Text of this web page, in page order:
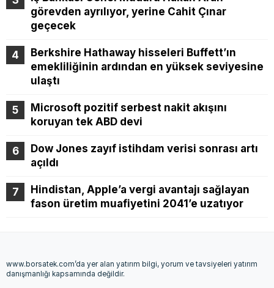
görevden ayrılıyor, yerine Cahit Çınar
geçecek
Berkshire Hathaway hisseleri Buffett’ın
emekliliğinin ardından en yüksek seviyesine
ulaştı
Microsoft pozitif serbest nakit akışını
koruyan tek ABD devi
Dow Jones zayıf istihdam verisi sonrası artı
açıldı
Hindistan, Apple’a vergi avantajı sağlayan
fason üretim muafiyetini 2041’e uzatıyor
www.borsatek.com’da yer alan yatırım bilgi, yorum ve tavsiyeleri yatırım
danışmanlığı kapsamında değildir.